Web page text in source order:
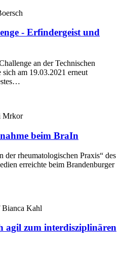
- Erfindergeist und
an der Technischen
am 19.03.2021 erneut
Mrkor
beim BraIn
der rheumatologischen Praxis“ des
erreichte beim Brandenburger
Bianca Kahl
agil zum interdisziplinären